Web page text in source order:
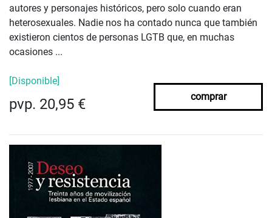
autores y personajes históricos, pero solo cuando eran
heterosexuales. Nadie nos ha contado nunca que también
existieron cientos de personas LGTB que, en muchas
ocasiones ...
[Disponible]
pvp. 20,95 € comprar